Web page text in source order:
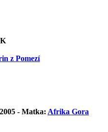
z Pomezí
- Matka: Afrika Gora